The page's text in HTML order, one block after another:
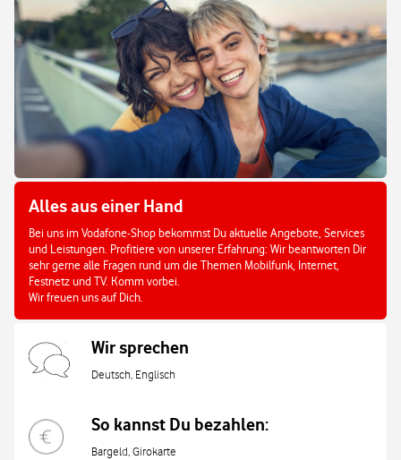
Alles aus einer Hand
Bei uns im Vodafone-Shop bekommst Du aktuelle Angebote, Services
und Leistungen. Profitiere von unserer Erfahrung: Wir beantworten Dir
sehr gerne alle Fragen rund um die Themen Mobilfunk, Internet,
Festnetz und TV. Komm vorbei.
Wir freuen uns auf Dich.
Wir sprechen
Deutsch, Englisch
So kannst Du bezahlen:
Bargeld, Girokarte